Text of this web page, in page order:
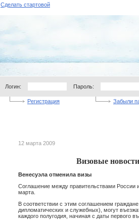
Сделать стартовой
Логин: Пароль:
Регистрация Забыли
12 марта 2009
Визовые
Венесуэла отменила визы
Соглашение между правительствами России
марта.
В соответствии с этим соглашением
дипломатических и служебных), могут
каждого полугодия, начиная с даты первого